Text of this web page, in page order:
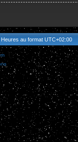
Heures au format UTC+02:00